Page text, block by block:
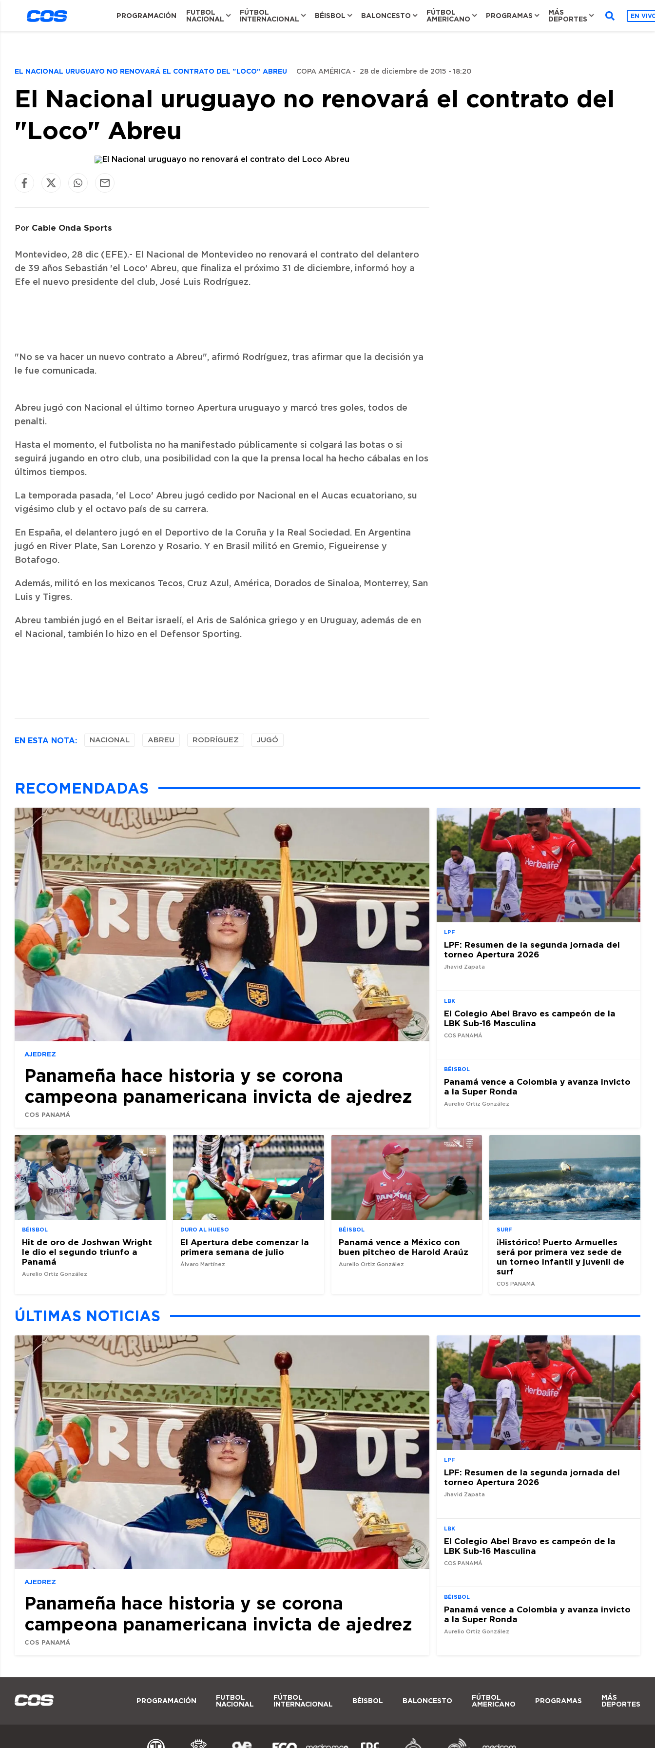
PROGRAMACIÓN
FUTBOL
NACIONAL
FÚTBOL
INTERNACIONAL
BÉISBOL BALONCESTO
FÚTBOL
AMERICANO
PROGRAMAS
MÁS
DEPORTES
EN
EL NACIONAL URUGUAYO NO RENOVARÁ EL CONTRATO DEL "LOCO" ABREU COPA AMÉRICA - 28 de diciembre de 2015 - 18:20
El Nacional uruguayo no renovará el contrato del
"Loco" Abreu
Por Cable Onda Sports
Montevideo, 28 dic (EFE).- El Nacional de Montevideo no renovará el contrato del delantero
de 39 años Sebastián 'el Loco' Abreu, que finaliza el próximo 31 de diciembre, informó hoy a
Efe el nuevo presidente del club, José Luis Rodríguez.
"No se va hacer un nuevo contrato a Abreu", afirmó Rodríguez, tras afirmar que la decisión ya
le fue comunicada.
Abreu jugó con Nacional el último torneo Apertura uruguayo y marcó tres goles, todos de
penalti.
Hasta el momento, el futbolista no ha manifestado públicamente si colgará las botas o si
seguirá jugando en otro club, una posibilidad con la que la prensa local ha hecho cábalas en los
últimos tiempos.
La temporada pasada, 'el Loco' Abreu jugó cedido por Nacional en el Aucas ecuatoriano, su
vigésimo club y el octavo país de su carrera.
En España, el delantero jugó en el Deportivo de la Coruña y la Real Sociedad. En Argentina
jugó en River Plate, San Lorenzo y Rosario. Y en Brasil militó en Gremio, Figueirense y
Botafogo.
Además, militó en los mexicanos Tecos, Cruz Azul, América, Dorados de Sinaloa, Monterrey, San
Luis y Tigres.
Abreu también jugó en el Beitar israelí, el Aris de Salónica griego y en Uruguay, además de en
el Nacional, también lo hizo en el Defensor Sporting.
EN ESTA NOTA: NACIONAL ABREU RODRÍGUEZ JUGÓ
RECOMENDADAS
AJEDREZ
Panameña hace historia y se corona
campeona panamericana invicta de ajedrez
COS PANAMÁ
LPF
LPF: Resumen de la segunda jornada del
torneo Apertura 2026
Jhavid Zapata
LBK
El Colegio Abel Bravo es campeón de la
LBK Sub-16 Masculina
COS PANAMÁ
BÉISBOL
Panamá vence a Colombia y avanza invicto
a la Super Ronda
Aurelio Ortiz González
BÉISBOL
Hit de oro de Joshwan Wright
le dio el segundo triunfo a
Panamá
Aurelio Ortiz González
DURO AL HUESO
El Apertura debe comenzar la
primera semana de julio
Álvaro Martínez
BÉISBOL
Panamá vence a México con
buen pitcheo de Harold Araúz
Aurelio Ortiz González
SURF
¡Histórico! Puerto Armuelles
será por primera vez sede de
un torneo infantil y juvenil de
surf
COS PANAMÁ
ÚLTIMAS NOTICIAS
AJEDREZ
Panameña hace historia y se corona
campeona panamericana invicta de ajedrez
COS PANAMÁ
LPF
LPF: Resumen de la segunda jornada del
torneo Apertura 2026
Jhavid Zapata
LBK
El Colegio Abel Bravo es campeón de la
LBK Sub-16 Masculina
COS PANAMÁ
BÉISBOL
Panamá vence a Colombia y avanza invicto
a la Super Ronda
Aurelio Ortiz González
PROGRAMACIÓN
FUTBOL
NACIONAL
FÚTBOL
INTERNACIONAL
BÉISBOL BALONCESTO
FÚTBOL
AMERICANO
PROGRAMAS
MÁS
DEPORTES